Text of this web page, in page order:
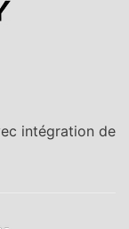
intégration de